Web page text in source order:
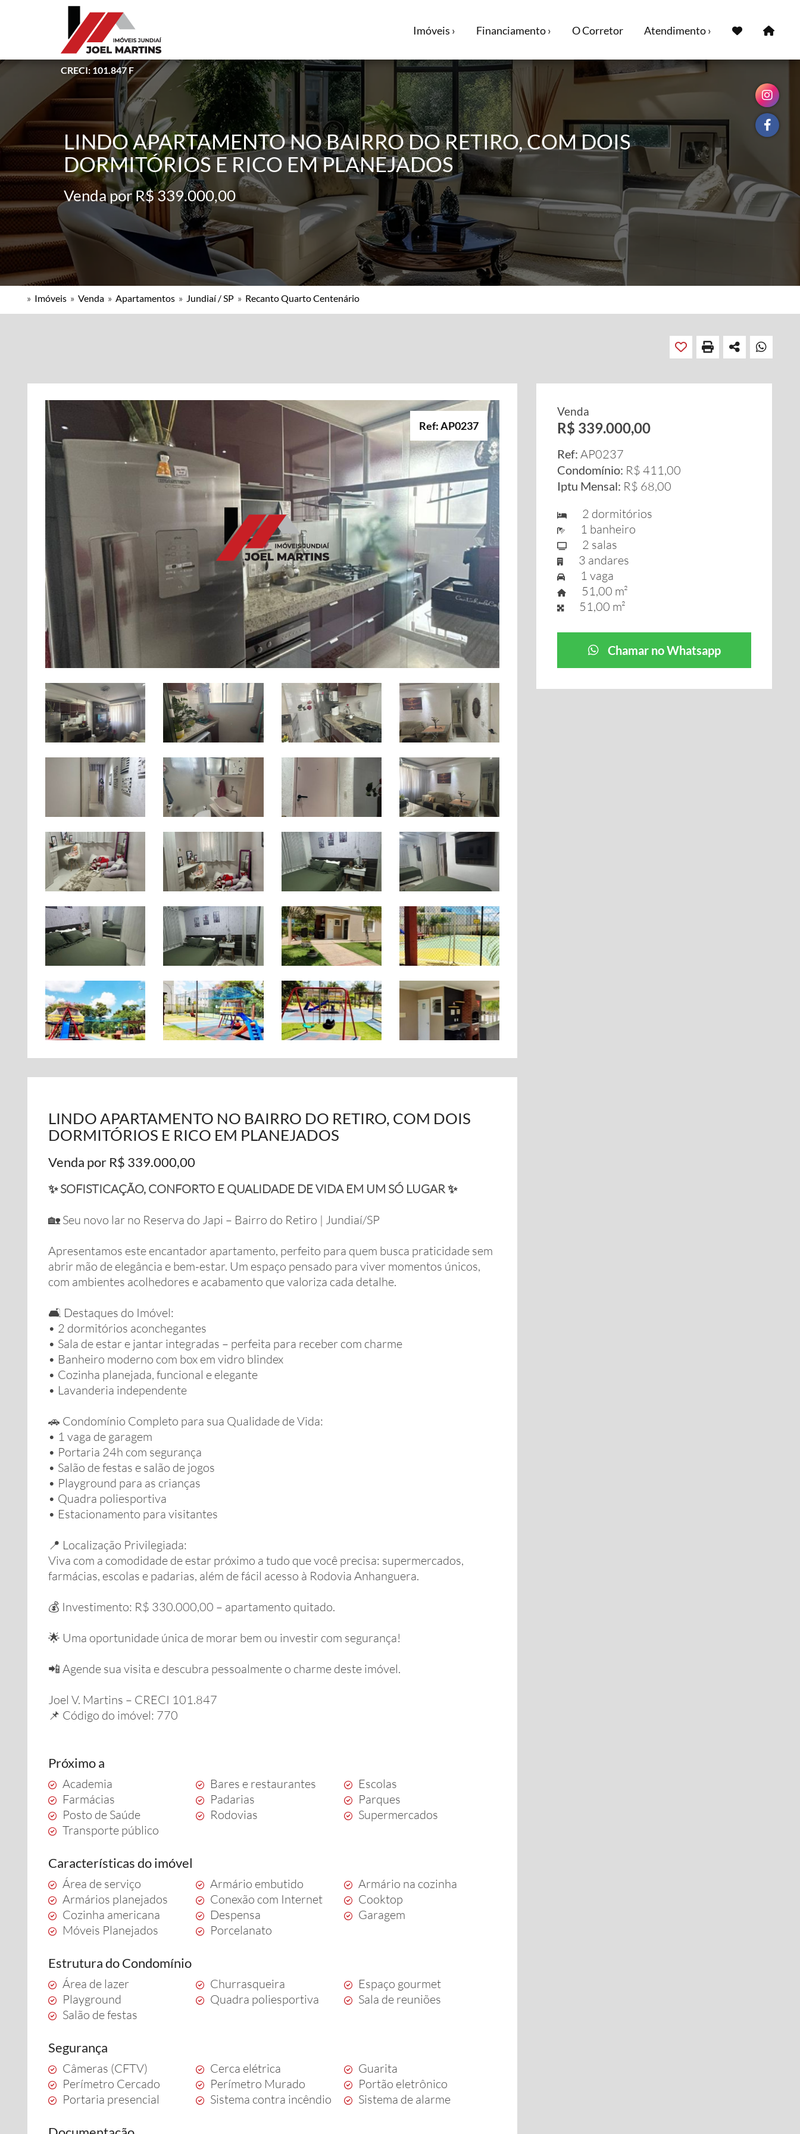
CRECI: 101.847 F
Imóveis › Financiamento › O Corretor Atendimento ›
LINDO APARTAMENTO NO BAIRRO DO RETIRO, COM DOIS
DORMITÓRIOS E RICO EM PLANEJADOS
Venda por R$ 339.000,00
» Imóveis » Venda » Apartamentos » Jundiaí / SP » Recanto Quarto Centenário
Ref: AP0237
LINDO APARTAMENTO NO BAIRRO DO RETIRO, COM DOIS
DORMITÓRIOS E RICO EM PLANEJADOS
Venda por R$ 339.000,00
✨ SOFISTICAÇÃO, CONFORTO E QUALIDADE DE VIDA EM UM SÓ LUGAR ✨
🏡 Seu novo lar no Reserva do Japi – Bairro do Retiro | Jundiaí/SP
Apresentamos este encantador apartamento, perfeito para quem busca praticidade sem
abrir mão de elegância e bem-estar. Um espaço pensado para viver momentos únicos,
com ambientes acolhedores e acabamento que valoriza cada detalhe.
🛋️ Destaques do Imóvel:
• 2 dormitórios aconchegantes
• Sala de estar e jantar integradas – perfeita para receber com charme
• Banheiro moderno com box em vidro blindex
• Cozinha planejada, funcional e elegante
• Lavanderia independente
🚗 Condomínio Completo para sua Qualidade de Vida:
• 1 vaga de garagem
• Portaria 24h com segurança
• Salão de festas e salão de jogos
• Playground para as crianças
• Quadra poliesportiva
• Estacionamento para visitantes
📍 Localização Privilegiada:
Viva com a comodidade de estar próximo a tudo que você precisa: supermercados,
farmácias, escolas e padarias, além de fácil acesso à Rodovia Anhanguera.
💰 Investimento: R$ 330.000,00 – apartamento quitado.
🌟 Uma oportunidade única de morar bem ou investir com segurança!
📲 Agende sua visita e descubra pessoalmente o charme deste imóvel.
Joel V. Martins – CRECI 101.847
📌 Código do imóvel: 770
Próximo a
Academia Bares e restaurantes
Escolas
Farmácias
Padarias
Parques
Posto de Saúde
Rodovias
Supermercados
Transporte público
Características do imóvel
Área de serviço Armário embutido
Armário na cozinha
Armários planejados
Conexão com Internet
Cooktop
Cozinha americana
Despensa
Garagem
Móveis Planejados
Porcelanato
Estrutura do Condomínio
Área de lazer Churrasqueira
Espaço gourmet
Playground
Quadra poliesportiva
Sala de reuniões
Salão de festas
Segurança
Câmeras (CFTV) Cerca elétrica
Guarita
Perímetro Cercado
Perímetro Murado
Portão eletrônico
Portaria presencial
Sistema contra incêndio Sistema de alarme
Venda
R$ 339.000,00
Ref: AP0237
Condomínio: R$ 411,00
Iptu Mensal: R$ 68,00
2 dormitórios
1 banheiro
2 salas
3 andares
1 vaga
51,00 m²
51,00 m²
Chamar no Whatsapp